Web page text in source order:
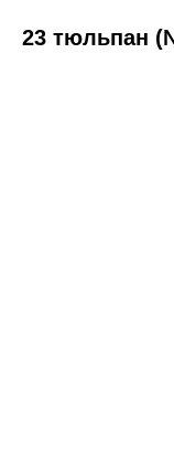
23 тюльпан